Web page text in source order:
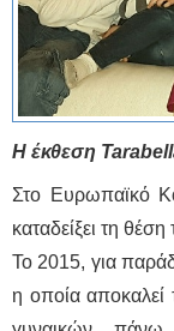
Η έκθεση
Στο Ευρωπαϊκό
καταδείξει τη
Το 2015, για
η οποία